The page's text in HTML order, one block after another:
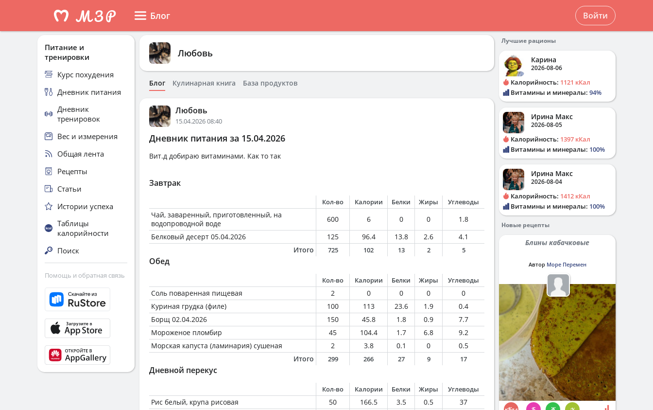
Блог Войти
Любовь
Блог Кулинарная книга База продуктов
Любовь
15.04.2026 08:40
Дневник питания за 15.04.2026
Вит.д добираю витаминами. Как то так
Завтрак
Кол-во Калории Белки Жиры Углеводы
Чай, заваренный, приготовленный, на
водопроводной воде
600 6 0 0
1.8
Белковый десерт 05.04.2026
125 96.4 13.8 2.6
4.1
Итого
725 102 13 2 5
Обед
Кол-во Калории Белки Жиры Углеводы
Соль поваренная пищевая 2 0 0 0
0
Куриная грудка (филе)
100 113 23.6 1.9
0.4
Борщ 02.04.2026
150 45.8 1.8 0.9
7.7
Мороженое пломбир
45 104.4 1.7 6.8
9.2
Морская капуста (ламинария) сушеная
2 3.8 0.1 0
0.5
Итого
299 266 27 9 17
Дневной перекус
Кол-во Калории Белки Жиры Углеводы
Рис белый, крупа рисовая 50 166.5 3.5 0.5
37
Питание и
тренировки
Курс похудения
Дневник питания
Дневник
тренировок
Вес и измерения
Общая лента
Рецепты
Статьи
Истории успеха
Таблицы
калорийности
Поиск
Помощь и обратная связь
Лучшие рационы
Карина
2026-08-06
Калорийность: 1121 кКал
Витамины и минералы: 94%
Ирина Макс
2026-08-05
Калорийность: 1397 кКал
Витамины и минералы: 100%
Ирина Макс
2026-08-04
Калорийность: 1412 кКал
Витамины и минералы: 100%
Новые рецепты
Блины кабачковые
Автор Море Перемен